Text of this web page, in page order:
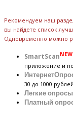
Рекомендуем наш
вы найдете список
Одновременно можно
SmartScan NEW
приложение и
30 до 1000
Легкие опросы
Платный